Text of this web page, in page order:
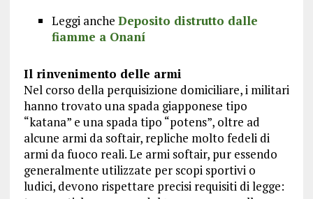
Leggi anche Deposito distrutto dalle
fiamme a Onaní
Il rinvenimento delle armi
Nel corso della perquisizione domiciliare, i militari
hanno trovato una spada giapponese tipo
“katana” e una spada tipo “potens”, oltre ad
alcune armi da softair, repliche molto fedeli di
armi da fuoco reali. Le armi softair, pur essendo
generalmente utilizzate per scopi sportivi o
ludici, devono rispettare precisi requisiti di legge: